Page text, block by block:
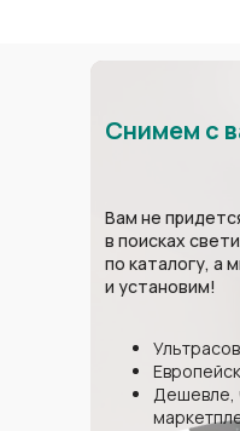
Снимем с
Дешевле,
Вам не
в поисках
по каталогу, а
и установим!